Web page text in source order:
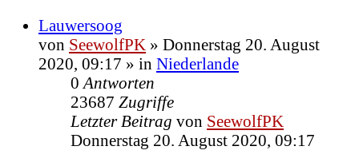
Lauwersoog
von SeewolfPK » Donnerstag 20. August
2020, 09:17 » in Niederlande
0 Antworten
23687 Zugriffe
Letzter Beitrag von SeewolfPK
Donnerstag 20. August 2020, 09:17